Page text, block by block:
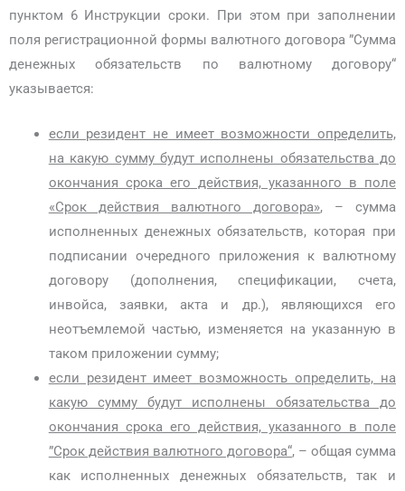
пунктом 6 Инструкции сроки. При этом при заполнении
поля регистрационной формы валютного договора ”Сумма
денежных обязательств по валютному договору“
указывается:
если резидент не имеет возможности определить,
на какую сумму будут исполнены обязательства до
окончания срока его действия, указанного в поле
«Срок действия валютного договора», – сумма
исполненных денежных обязательств, которая при
подписании очередного приложения к валютному
договору (дополнения, спецификации, счета,
инвойса, заявки, акта и др.), являющихся его
неотъемлемой частью, изменяется на указанную в
таком приложении сумму;
если резидент имеет возможность определить, на
какую сумму будут исполнены обязательства до
окончания срока его действия, указанного в поле
”Срок действия валютного договора“, – общая сумма
как исполненных денежных обязательств, так и